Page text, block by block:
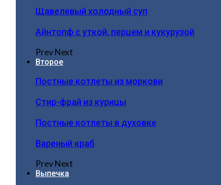
Щавелевый холодный суп
Айнтопф с уткой, перцем и кукурузой
PrevNext
Второе
Постные котлеты из моркови
Стир-фрай из курицы
Постные котлеты в духовке
Вареный краб
PrevNext
Выпечка